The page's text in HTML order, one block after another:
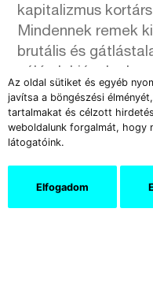
Az oldal sütiket és egyéb
javítsa a böngészési
tartalmakat és célzott
weboldalunk forgalmát, hogy
látogatóink.
Elfogadom
kapitalizmus
Mindennek remek
brutális és
globális populáris
kalóza Lőrincz
szatirikus
élő világa. Pumpkin